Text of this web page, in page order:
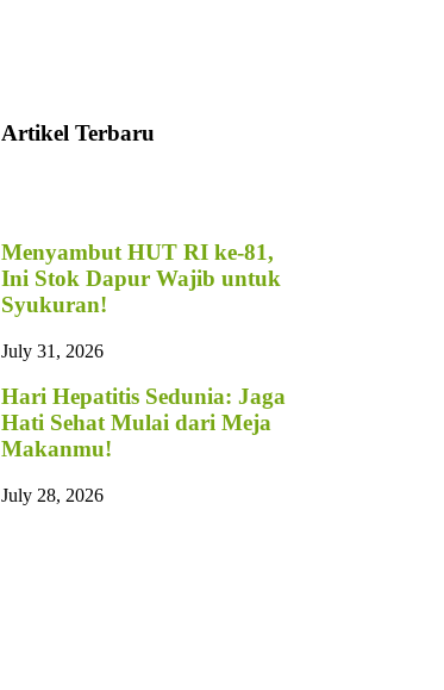
Artikel Terbaru
Menyambut HUT RI ke-81,
Ini Stok Dapur Wajib untuk
Syukuran!
July 31, 2026
Hari Hepatitis Sedunia: Jaga
Hati Sehat Mulai dari Meja
Makanmu!
July 28, 2026